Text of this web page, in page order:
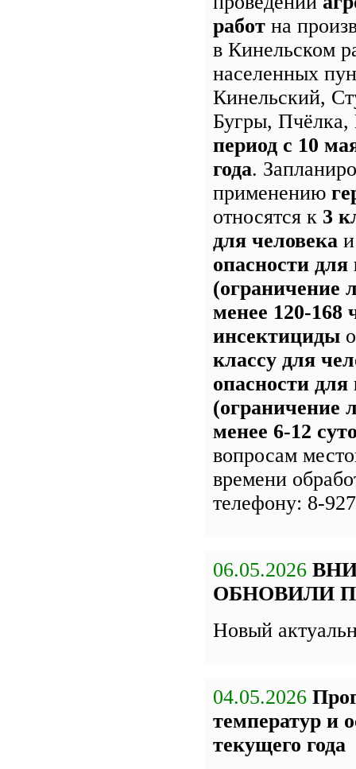
работ на
в Кинельском
населенных
Кинельский,
Бугры,
период с 10
года.
применению
относятся к 3
для человека
опасности для
(ограничение
менее 120-168
инсектициды
классу для
опасности для
(ограничение
менее 6-12
вопросам
времени
телефону: 8-
06.05.2026
ОБНОВИЛИ
Новый
04.05.2026
температур и
текущего года